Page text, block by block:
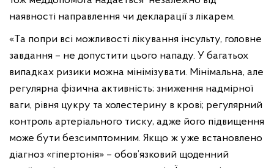
наявності направлення чи декларації з лікарем.
«Та попри всі можливості лікування інсульту, головне
завдання – не допустити цього нападу. У багатьох
випадках ризики можна мінімізувати. Мінімальна, але
регулярна фізична активність; зниження надмірної
ваги, рівня цукру та холестерину в крові; регулярний
контроль артеріального тиску, адже його підвищення
може бути безсимптомним. Якщо ж уже встановлено
діагноз «гіпертонія» – обов’язковий щоденний